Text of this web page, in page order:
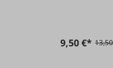
9,50 €*